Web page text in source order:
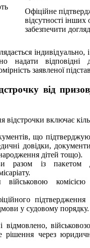
Офіційне
відсутності інших
забезпечити догляд
індивідуально,
надати
заявленої
від
включає
що
довідки,
дітей тощо).
разом із пакетом
військовою
підтвердження
у судовому порядку.
рішення через